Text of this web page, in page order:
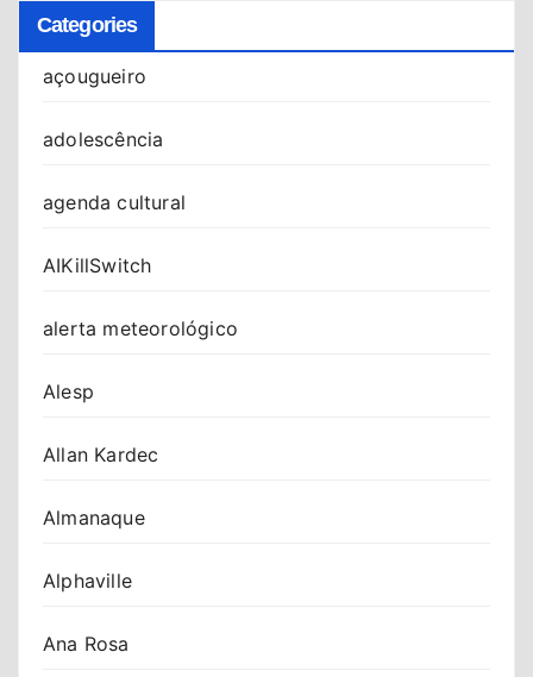
Categories
açougueiro
adolescência
agenda cultural
AIKillSwitch
alerta meteorológico
Alesp
Allan Kardec
Almanaque
Alphaville
Ana Rosa